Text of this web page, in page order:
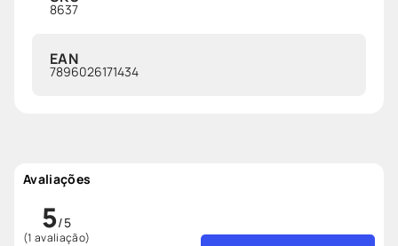
8637
EAN
7896026171434
Avaliações
5
(1 avaliação)